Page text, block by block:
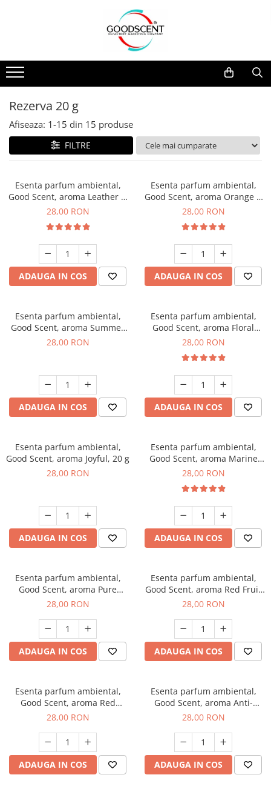
Pachete Promo
Dispozitive de Parfumare
Esente Parfum Ambiental
Rezerve Spray Good Scent
Odorizant cu Pulverizator
Site Pisoar
Dispozitive de Parfumare Ambientală
Auto
Rezidențiale
Comerciale
Industriale (HVAC)
Esente Parfum Ambiental
Mostre
Rezerva 10 g
Rezerva 20 g
Rezerva 100 g
Rezerva 200 g
Rezerva 500 g
Rezerva 20 g
Afiseaza: 1-15 din 15 produse
FILTRE
Esenta parfum ambiental,
Good Scent, aroma Leather &
Black Oudh, 20 g
28,00 RON
ADAUGA IN COS
Esenta parfum ambiental,
Good Scent, aroma Orange &
Fresh Cinnamon, 20 g
28,00 RON
ADAUGA IN COS
Esenta parfum ambiental,
Good Scent, aroma Summer
Melon, 20 g
28,00 RON
ADAUGA IN COS
Esenta parfum ambiental,
Good Scent, aroma Floral
Bouquet, 20 g
28,00 RON
ADAUGA IN COS
Esenta parfum ambiental,
Good Scent, aroma Joyful, 20 g
28,00 RON
ADAUGA IN COS
Esenta parfum ambiental,
Good Scent, aroma Marine
Breeze, 20 g
28,00 RON
ADAUGA IN COS
Esenta parfum ambiental,
Good Scent, aroma Pure
White Musc, 20 g
28,00 RON
ADAUGA IN COS
Esenta parfum ambiental,
Good Scent, aroma Red Fruit
Bubble, 20 g
28,00 RON
ADAUGA IN COS
Esenta parfum ambiental,
Good Scent, aroma Red
Grapes, 20 g
28,00 RON
ADAUGA IN COS
Esenta parfum ambiental,
Good Scent, aroma Anti-
Tobacco, 20 g
28,00 RON
ADAUGA IN COS